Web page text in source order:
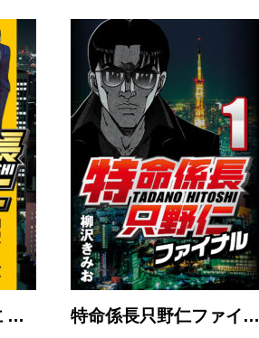
… 特命係長只野仁ファイ…